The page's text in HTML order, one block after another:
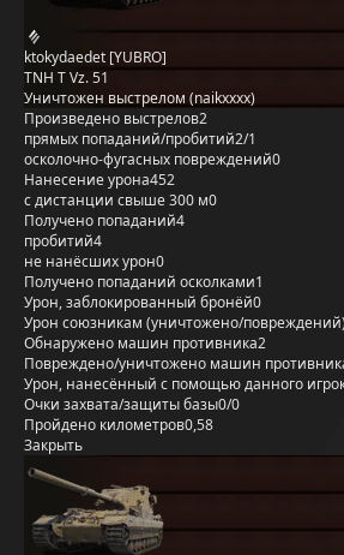
ktokydaedet [YUBRO]
TNH T Vz. 51
Уничтожен выстрелом (naikxxxx)
Произведено выстрелов2
прямых попаданий/пробитий2/1
осколочно-фугасных повреждений0
Нанесение урона452
с дистанции свыше 300 м0
Получено попаданий4
пробитий4
не нанёсших урон0
Получено попаданий осколками1
Урон, заблокированный бронёй0
Урон союзникам (уничтожено/повреждений)
Обнаружено машин противника2
Повреждено/уничтожено машин
Урон, нанесённый с помощью данного
Очки захвата/защиты базы0/0
Пройдено километров0,58
Закрыть